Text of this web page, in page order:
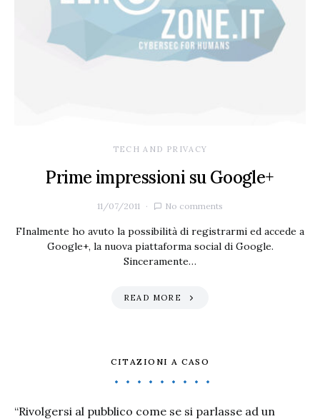
TECH AND PRIVACY
Prime impressioni su Google+
11/07/2011 No comments
FInalmente ho avuto la possibilità di registrarmi ed accede a
Google+, la nuova piattaforma social di Google.
Sinceramente…
READ MORE
CITAZIONI A CASO
“Rivolgersi al pubblico come se si parlasse ad un